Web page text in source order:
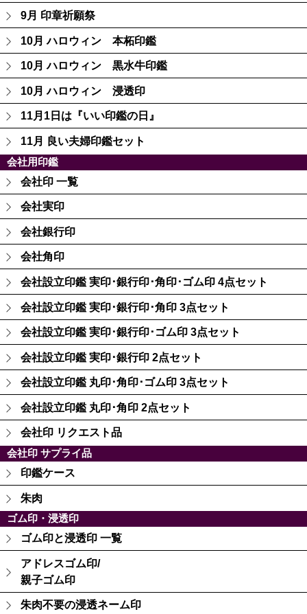
9月 印章祈願祭
10月 ハロウィン 本柘印鑑
10月 ハロウィン 黒水牛印鑑
10月 ハロウィン 浸透印
11月1日は『いい印鑑の日』
11月 良い夫婦印鑑セット
会社用印鑑
会社印 一覧
会社実印
会社銀行印
会社角印
会社設立印鑑 実印･銀行印･角印･ゴム印 4点セット
会社設立印鑑 実印･銀行印･角印 3点セット
会社設立印鑑 実印･銀行印･ゴム印 3点セット
会社設立印鑑 実印･銀行印 2点セット
会社設立印鑑 丸印･角印･ゴム印 3点セット
会社設立印鑑 丸印･角印 2点セット
会社印 リクエスト品
会社印 サプライ品
印鑑ケース
朱肉
ゴム印・浸透印
ゴム印と浸透印 一覧
アドレスゴム印/
親子ゴム印
朱肉不要の浸透ネーム印